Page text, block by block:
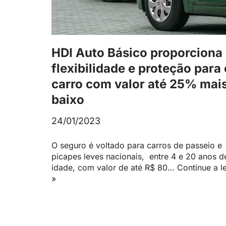
HDI Auto Básico proporciona
flexibilidade e proteção para
carro com valor até 25%
baixo
24/01/2023
O seguro é voltado para carros de passeio e
picapes leves nacionais, entre 4 e 20 anos
idade, com valor de até R$ 80… Continue a
»